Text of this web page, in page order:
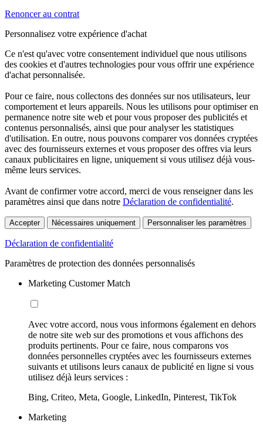
Renoncer au contrat
Personnalisez votre expérience d'achat
Ce n'est qu'avec votre consentement individuel que nous utilisons
des cookies et d'autres technologies pour vous offrir une expérience
d'achat personnalisée.
Pour ce faire, nous collectons des données sur nos utilisateurs, leur
comportement et leurs appareils. Nous les utilisons pour optimiser en
permanence notre site web et pour vous proposer des publicités et
contenus personnalisés, ainsi que pour analyser les statistiques
d'utilisation. En outre, nous pouvons comparer vos données cryptées
avec des fournisseurs externes et vous proposer des offres via leurs
canaux publicitaires en ligne, uniquement si vous utilisez déjà vous-
même leurs services.
Avant de confirmer votre accord, merci de vous renseigner dans les
paramètres ainsi que dans notre Déclaration de confidentialité.
Accepter Nécessaires uniquement Personnaliser les paramètres
Déclaration de confidentialité
Paramètres de protection des données personnalisés
Marketing Customer Match
Avec votre accord, nous vous informons également en dehors
de notre site web sur des promotions et vous affichons des
produits pertinents. Pour ce faire, nous comparons vos
données personnelles cryptées avec les fournisseurs externes
suivants et utilisons leurs canaux de publicité en ligne si vous
utilisez déjà leurs services :
Bing, Criteo, Meta, Google, LinkedIn, Pinterest, TikTok
Marketing